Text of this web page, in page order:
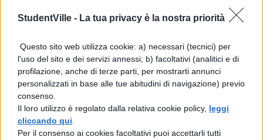
StudentVille - La tua privacy è la nostra priorità
Questo sito web utilizza cookie: a) necessari (tecnici) per
l'uso del sito e dei servizi annessi; b) facoltativi (analitici e di
profilazione, anche di terze parti, per mostrarti annunci
personalizzati in base alle tue abitudini di navigazione) previo
consenso.
Il loro utilizzo è regolato dalla relativa cookie policy, leggi
cliccando qui
Per il consenso ai cookies facoltativi puoi accettarli tutti
THE BOYS PRESENTS: DIABOLICAL
UPLOAD – S2
MOTOGP UNLIMITED